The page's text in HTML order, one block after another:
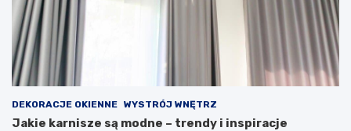
DEKORACJE OKIENNE WYSTRÓJ WNĘTRZ
Jakie karnisze są modne – trendy i inspiracje